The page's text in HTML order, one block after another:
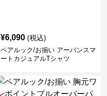
¥6,090 (税込)
ペアルック/お揃い アーバンスマ
ートカジュアルTシャツ